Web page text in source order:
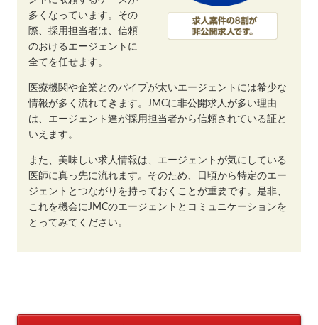
多くなっています。その
際、採用担当者は、信頼
のおけるエージェントに
全てを任せます。
医療機関や企業とのパイプが太いエージェントには希少な
情報が多く流れてきます。JMCに非公開求人が多い理由
は、エージェント達が採用担当者から信頼されている証と
いえます。
また、美味しい求人情報は、エージェントが気にしている
医師に真っ先に流れます。そのため、日頃から特定のエー
ジェントとつながりを持っておくことが重要です。是非、
これを機会にJMCのエージェントとコミュニケーションを
とってみてください。